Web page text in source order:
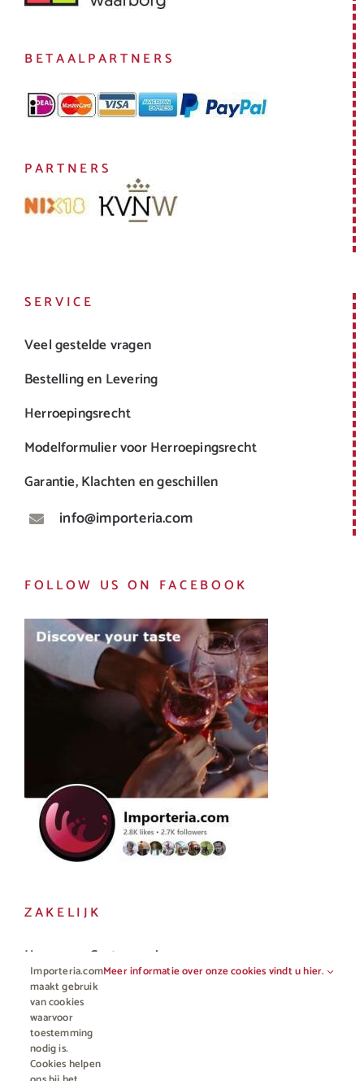
BETAALPARTNERS
PARTNERS
SERVICE
Veel gestelde vragen
Bestelling en Levering
Herroepingsrecht
Modelformulier voor Herroepingsrecht
Garantie, Klachten en geschillen
info@importeria.com
FOLLOW US ON FACEBOOK
ZAKELIJK
Horeca en Gastronomie
Vakhandel
Importeria.com
maakt gebruik
van cookies
waarvoor
toestemming
nodig is.
Cookies helpen
Meer informatie over onze cookies vindt u hier.